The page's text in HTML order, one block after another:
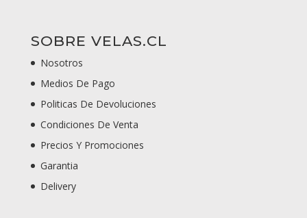
SOBRE VELAS.CL
Nosotros
Medios De Pago
Politicas De Devoluciones
Condiciones De Venta
Precios Y Promociones
Garantia
Delivery